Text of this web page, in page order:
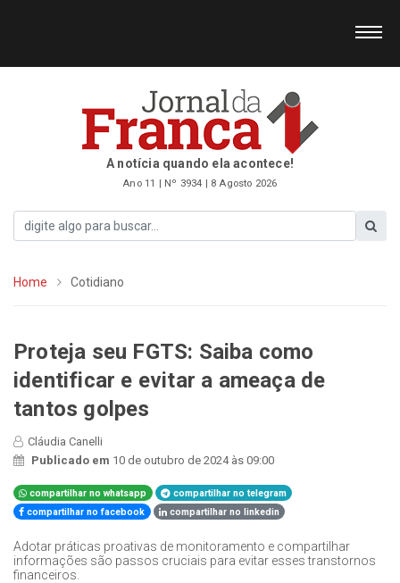
A notícia quando ela acontece!
Ano 11 | Nº 3934 | 8 Agosto 2026
Home Cotidiano
Proteja seu FGTS: Saiba como
identificar e evitar a ameaça de
tantos golpes
Cláudia Canelli
Publicado em 10 de outubro de 2024 às 09:00
compartilhar no whatsapp
compartilhar no telegram
compartilhar no facebook
compartilhar no linkedin
Adotar práticas proativas de monitoramento e compartilhar
informações são passos cruciais para evitar esses transtornos
financeiros.